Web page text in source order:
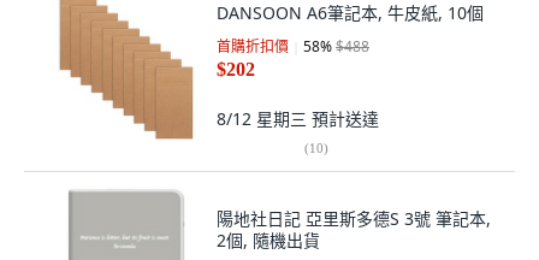
DANSOON A6筆記本, 牛皮紙, 10個
首購折扣價 58%$488
$202
8/12 星期三 預計送達
(10)
陽地社日記 亞里斯多德S 3號 筆記本,
2個, 隨機出貨